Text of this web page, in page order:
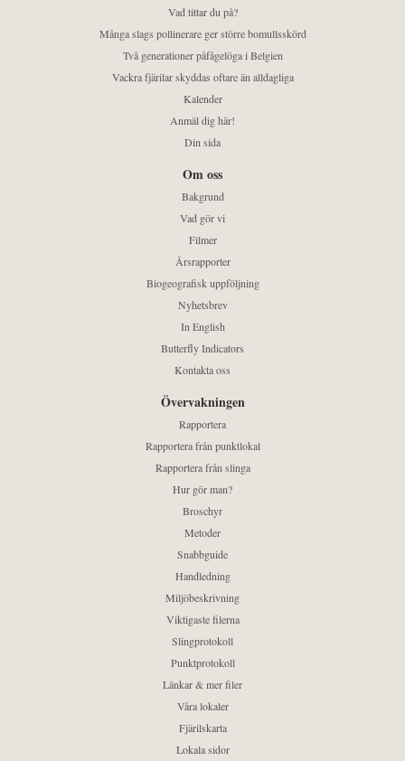
Vad tittar du på?
Många slags pollinerare ger större bomullsskörd
Två generationer påfågelöga i Belgien
Vackra fjärilar skyddas oftare än alldagliga
Kalender
Anmäl dig här!
Din sida
Om oss
Bakgrund
Vad gör vi
Filmer
Årsrapporter
Biogeografisk uppföljning
Nyhetsbrev
In English
Butterfly Indicators
Kontakta oss
Övervakningen
Rapportera
Rapportera från punktlokal
Rapportera från slinga
Hur gör man?
Broschyr
Metoder
Snabbguide
Handledning
Miljöbeskrivning
Viktigaste filerna
Slingprotokoll
Punktprotokoll
Länkar & mer filer
Våra lokaler
Fjärilskarta
Lokala sidor